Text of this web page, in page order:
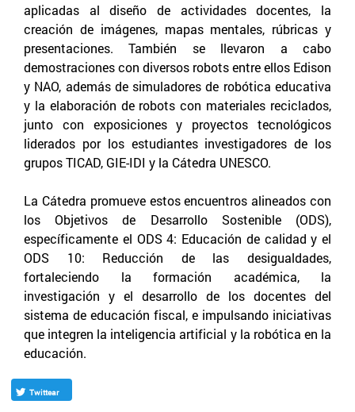
aplicadas al diseño de actividades docentes, la
creación de imágenes, mapas mentales, rúbricas y
presentaciones. También se llevaron a cabo
demostraciones con diversos robots entre ellos Edison
y NAO, además de simuladores de robótica educativa
y la elaboración de robots con materiales reciclados,
junto con exposiciones y proyectos tecnológicos
liderados por los estudiantes investigadores de los
grupos TICAD, GIE-IDI y la Cátedra UNESCO.
La Cátedra promueve estos encuentros alineados con
los Objetivos de Desarrollo Sostenible (ODS),
específicamente el ODS 4: Educación de calidad y el
ODS 10: Reducción de las desigualdades,
fortaleciendo la formación académica, la
investigación y el desarrollo de los docentes del
sistema de educación fiscal, e impulsando iniciativas
que integren la inteligencia artificial y la robótica en la
educación.
Twittear